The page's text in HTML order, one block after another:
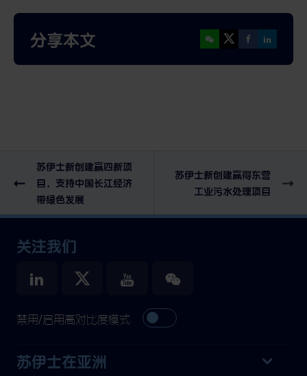
分享本文
苏伊士新创建赢四新项
目，支持中国长江经济
带绿色发展
苏伊士新创建赢得东营
工业污水处理项目
关注我们
禁用/启用高对比度模式
苏伊士在亚洲